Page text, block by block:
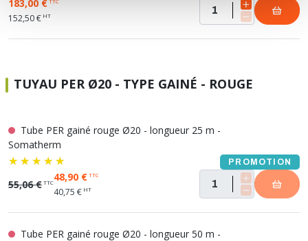
183,00 €
152,50 € HT
TUYAU PER Ø20 - TYPE GAINÉ - ROUGE
Tube PER gainé rouge Ø20 - longueur 25 m -
Somatherm
PROMOTION
55,06 €TTC48,90 €TTC
40,75 € HT
Tube PER gainé rouge Ø20 - longueur 50 m -